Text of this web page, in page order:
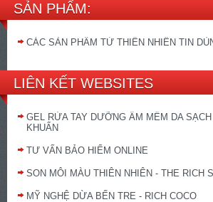
SẢN PHẨM:
CÁC SẢN PHẨM TỪ THIÊN NHIÊN TIN
LIÊN KẾT WEBSITES
GEL RỬA TAY DƯỠNG ẨM MỀM DA SẠCH
KHUẨN
TƯ VẤN BẢO HIỂM ONLINE
SON MÔI MÀU THIÊN NHIÊN - THE RICH
MỸ NGHỆ DỪA BẾN TRE - RICH COCO